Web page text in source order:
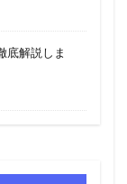
底解説しま